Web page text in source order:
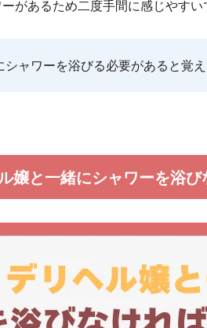
があるため二度手間に感じやすい
ャワーを浴びる必要があると覚え
嬢と一緒にシャワーを浴